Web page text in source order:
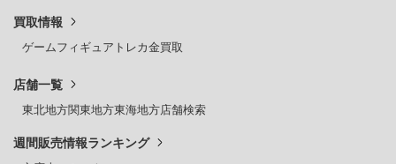
買取情報
ゲームフィギュア トレカ金買取
店舗一覧
東北地方関東地方東海地方店舗検索
週間販売情報ランキング